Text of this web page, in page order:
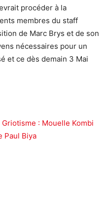
procéder à la
membres du staff
de Marc Brys et de son
nécessaires pour un
et ce dès demain 3 Mai
Griotisme : Mouelle Kombi
Paul Biya